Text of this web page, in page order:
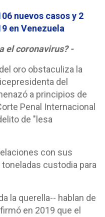
nuevos casos y 2
en Venezuela
el coronavirus? -
oro obstaculiza la
del
a principios de
Penal Internacional
de "lesa
con sus
custodia para
la querella-- hablan de
en 2019 que el